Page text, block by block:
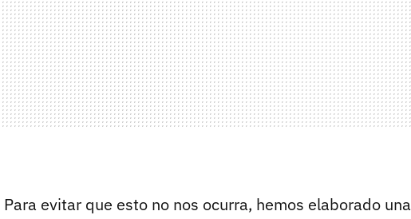
Para evitar que esto no nos ocurra, hemos elaborado una